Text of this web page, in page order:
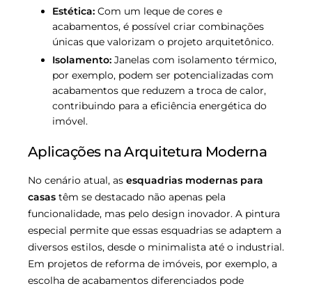
Estética: Com um leque de cores e
acabamentos, é possível criar combinações
únicas que valorizam o projeto arquitetônico.
Isolamento: Janelas com isolamento térmico,
por exemplo, podem ser potencializadas com
acabamentos que reduzem a troca de calor,
contribuindo para a eficiência energética do
imóvel.
Aplicações na Arquitetura Moderna
No cenário atual, as esquadrias modernas para
casas têm se destacado não apenas pela
funcionalidade, mas pelo design inovador. A pintura
especial permite que essas esquadrias se adaptem a
diversos estilos, desde o minimalista até o industrial.
Em projetos de reforma de imóveis, por exemplo, a
escolha de acabamentos diferenciados pode